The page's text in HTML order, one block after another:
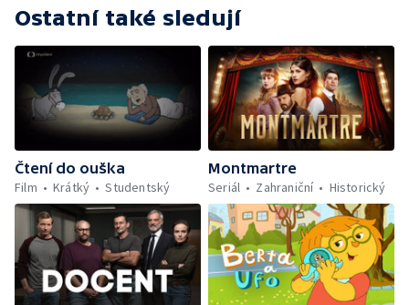
Ostatní také sledují
Čtení do ouška
Film
Krátký Studentský
Montmartre
Seriál
Zahraniční Historický